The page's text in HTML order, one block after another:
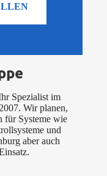
Spezialist im
Wir planen,
für Systeme wie
und
aber auch